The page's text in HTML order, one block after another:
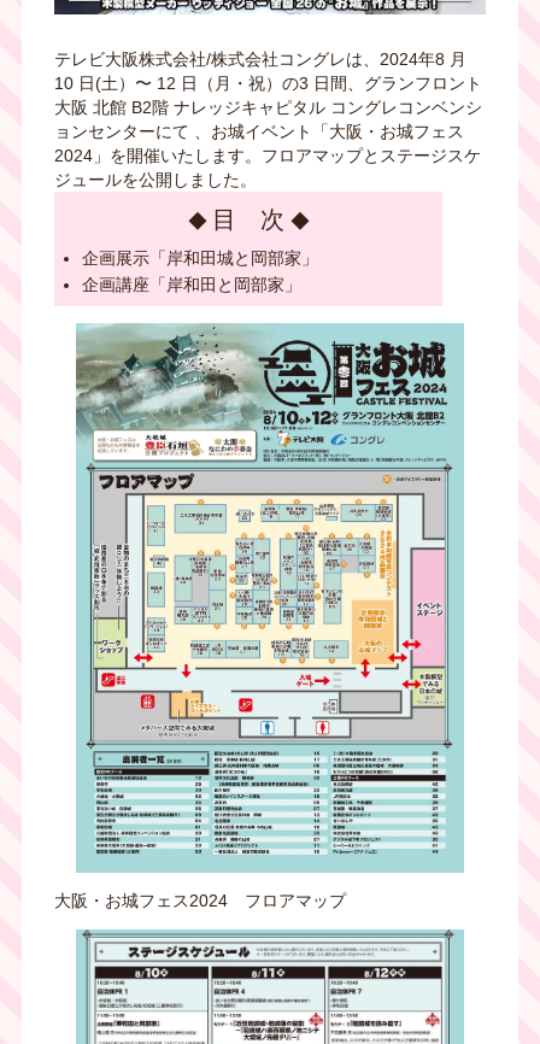
テレビ⼤阪株式会社/株式会社コングレは、2024年8 ⽉
10 ⽇(土）〜 12 ⽇（月・祝）の3 ⽇間、グランフロント
⼤阪 北館 B2階 ナレッジキャピタル コングレコンベンシ
ョンセンターにて 、お城イベント「⼤阪・お城フェス
2024」を開催いたします。フロアマップとステージスケ
ジュールを公開しました。
目 次
企画展示「岸和田城と岡部家」
企画講座「岸和田と岡部家」
大阪・お城フェス2024 フロアマップ